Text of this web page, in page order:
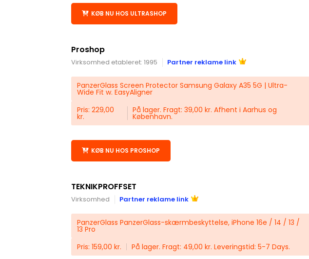
KØB NU HOS ULTRASHOP
Proshop
Virksomhed etableret: 1995 Partner reklame link
PanzerGlass Screen Protector Samsung Galaxy A35 5G | Ultra-
Wide Fit w. EasyAligner
Pris: 229,00
kr.
På lager. Fragt: 39,00 kr. Afhent i Aarhus og
København.
KØB NU HOS PROSHOP
TEKNIKPROFFSET
Virksomhed Partner reklame link
PanzerGlass PanzerGlass-skærmbeskyttelse, iPhone 16e / 14 / 13 /
13 Pro
Pris: 159,00 kr.
På lager. Fragt: 49,00 kr. Leveringstid: 5-7 Days.